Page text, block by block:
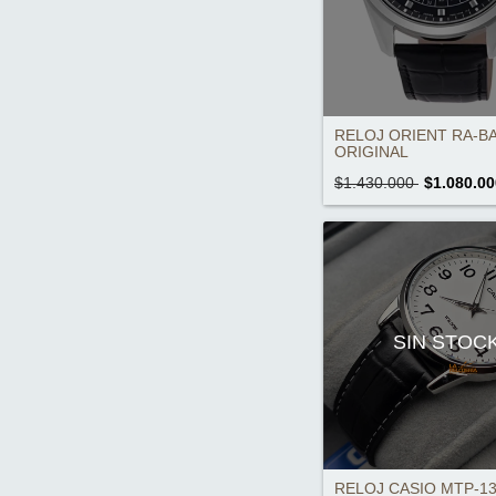
RELOJ ORIENT RA-
ORIGINAL
$1.430.000
SIN
RELOJ CASIO MTP-